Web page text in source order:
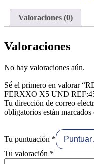
Valoraciones (0)
Valoraciones
No hay valoraciones aún.
Sé el primero en valorar
FERXXO X5 UND
Tu dirección de correo
obligatorios están marcados
Tu puntuación *
Tu valoración *